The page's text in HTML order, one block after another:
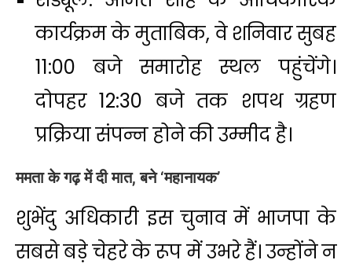
कार्यक्रम के मुताबिक, वे शनिवार सुबह
11:00 बजे समारोह स्थल पहुंचेंगे।
दोपहर 12:30 बजे तक शपथ ग्रहण
प्रक्रिया संपन्न होने की उम्मीद है।
ममता के गढ़ में दी मात, बने ‘महानायक’
शुभेंदु अधिकारी इस चुनाव में भाजपा के
सबसे बड़े चेहरे के रूप में उभरे हैं। उन्होंने न